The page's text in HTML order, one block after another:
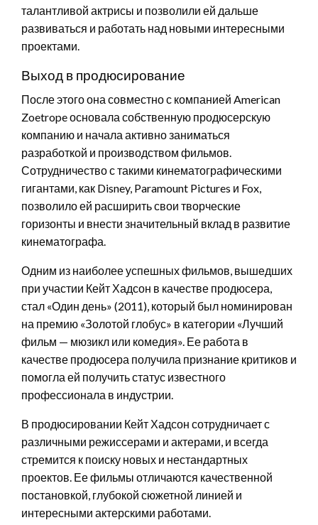
талантливой актрисы и позволили ей дальше
развиваться и работать над новыми интересными
проектами.
Выход в продюсирование
После этого она совместно с компанией American
Zoetrope основала собственную продюсерскую
компанию и начала активно заниматься
разработкой и производством фильмов.
Сотрудничество с такими кинематографическими
гигантами, как Disney, Paramount Pictures и Fox,
позволило ей расширить свои творческие
горизонты и внести значительный вклад в развитие
кинематографа.
Одним из наиболее успешных фильмов, вышедших
при участии Кейт Хадсон в качестве продюсера,
стал «Один день» (2011), который был номинирован
на премию «Золотой глобус» в категории «Лучший
фильм — мюзикл или комедия». Ее работа в
качестве продюсера получила признание критиков и
помогла ей получить статус известного
профессионала в индустрии.
В продюсировании Кейт Хадсон сотрудничает с
различными режиссерами и актерами, и всегда
стремится к поиску новых и нестандартных
проектов. Ее фильмы отличаются качественной
постановкой, глубокой сюжетной линией и
интересными актерскими работами.